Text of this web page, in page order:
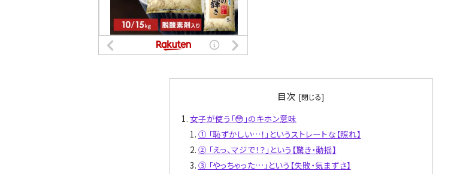
目次
女子が使う「😳」のキホン意味
① 「恥ずかしい…！」というストレートな【照れ】
② 「えっ、マジで！？」という【驚き・動揺】
③ 「やっちゃった…」という【失敗・気まずさ】